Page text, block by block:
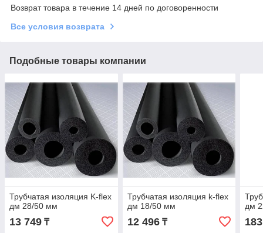
Возврат товара в течение 14 дней по договоренности
Все условия возврата
Подобные товары компании
Трубчатая изоляция K-flex
дм 28/50 мм
13 749 ₸
Трубчатая изоляция k-flex
дм 18/50 мм
12 496₸
дм
183